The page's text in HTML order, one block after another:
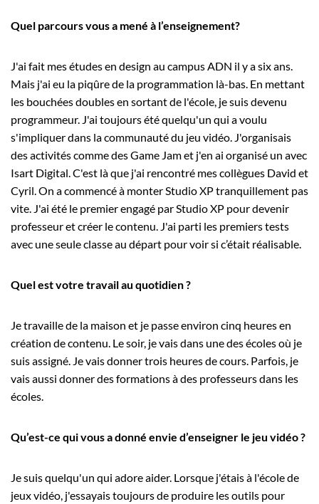
Quel parcours vous a mené à l’enseignement?
J'ai fait mes études en design au campus ADN il y a six ans.
Mais j'ai eu la piqûre de la programmation là-bas. En mettant
les bouchées doubles en sortant de l'école, je suis devenu
programmeur. J'ai toujours été quelqu'un qui a voulu
s'impliquer dans la communauté du jeu vidéo. J'organisais
des activités comme des Game Jam et j'en ai organisé un avec
Isart Digital. C'est là que j'ai rencontré mes collègues David et
Cyril. On a commencé à monter Studio XP tranquillement pas
vite. J'ai été le premier engagé par Studio XP pour devenir
professeur et créer le contenu. J'ai parti les premiers tests
avec une seule classe au départ pour voir si c’était réalisable.
Quel est votre travail au quotidien ?
Je travaille de la maison et je passe environ cinq heures en
création de contenu. Le soir, je vais dans une des écoles où je
suis assigné. Je vais donner trois heures de cours. Parfois, je
vais aussi donner des formations à des professeurs dans les
écoles.
Qu’est-ce qui vous a donné envie d’enseigner le jeu vidéo ?
Je suis quelqu'un qui adore aider. Lorsque j'étais à l'école de
jeux vidéo, j'essayais toujours de produire les outils pour